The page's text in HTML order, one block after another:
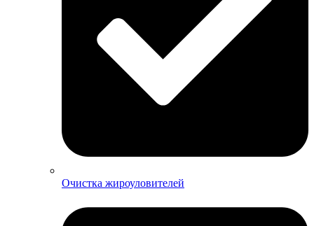
Очистка жироуловителей